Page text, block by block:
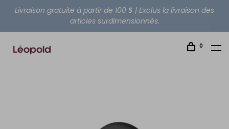
Livraison gratuite à partir de 100 $ | Exclus la livraison des
articles surdimensionnés.
0